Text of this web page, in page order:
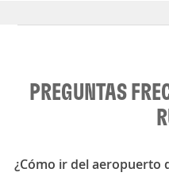
PREGUNTAS
¿Cómo ir del aeropuerto